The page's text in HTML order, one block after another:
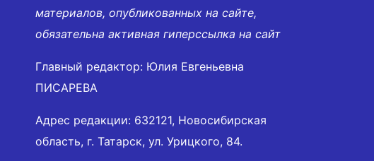
материалов, опубликованных на сайте,
обязательна активная гиперссылка на сайт
Главный редактор: Юлия Евгеньевна
ПИСАРЕВА
Адрес редакции: 632121, Новосибирская
область, г. Татарск, ул. Урицкого, 84.